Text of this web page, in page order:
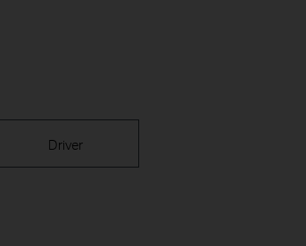
Driver